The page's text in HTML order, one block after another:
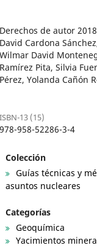
Derechos de autor
David Cardona
Wilmar David
Ramírez Pita, Silvia
Pérez, Yolanda Cañón
ISBN-13 (15)
978-958-52286-3-4
Colección
Guías técnicas y
asuntos nucleares
Categorías
Geoquímica
Yacimientos